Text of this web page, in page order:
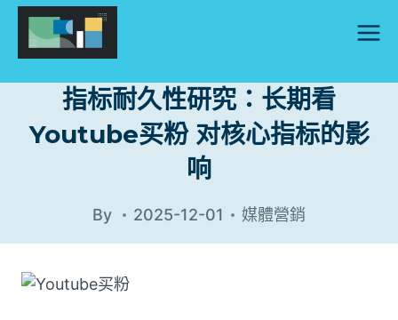
Skip
content
指标耐久性研究：长期看
Youtube买粉 对核心指标的影
响
By 2025-12-01 媒體營銷